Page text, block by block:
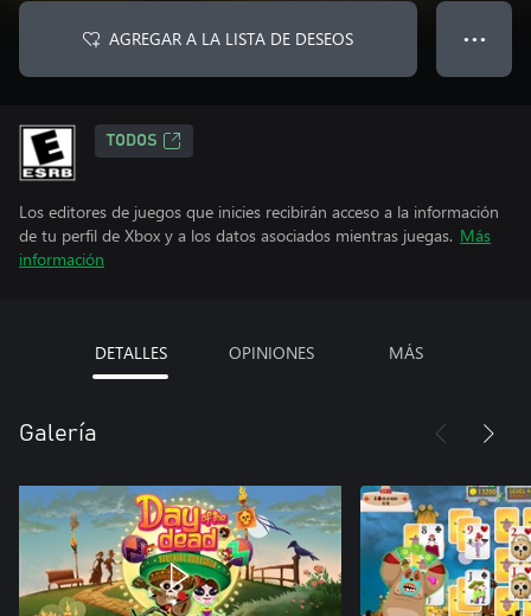
AGREGAR A LA LISTA DE DESEOS ● ● ●
TODOS
Los editores de juegos que inicies recibirán acceso a la información
de tu perfil de Xbox y a los datos asociados mientras juegas. Más
información
DETALLES OPINIONES MÁS
Galería